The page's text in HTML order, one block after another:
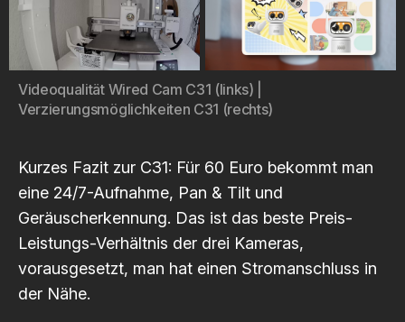
Videoqualität Wired Cam C31 (links) |
Verzierungsmöglichkeiten C31 (rechts)
Kurzes Fazit zur C31: Für 60 Euro bekommt man
eine 24/7-Aufnahme, Pan & Tilt und
Geräuscherkennung. Das ist das beste Preis-
Leistungs-Verhältnis der drei Kameras,
vorausgesetzt, man hat einen Stromanschluss in
der Nähe.